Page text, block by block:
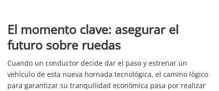
El momento clave: asegurar el
futuro sobre ruedas
Cuando un conductor decide dar el paso y estrenar un
vehículo de esta nueva hornada tecnológica, el camino lógico
para garantizar su tranquilidad económica pasa por realizar